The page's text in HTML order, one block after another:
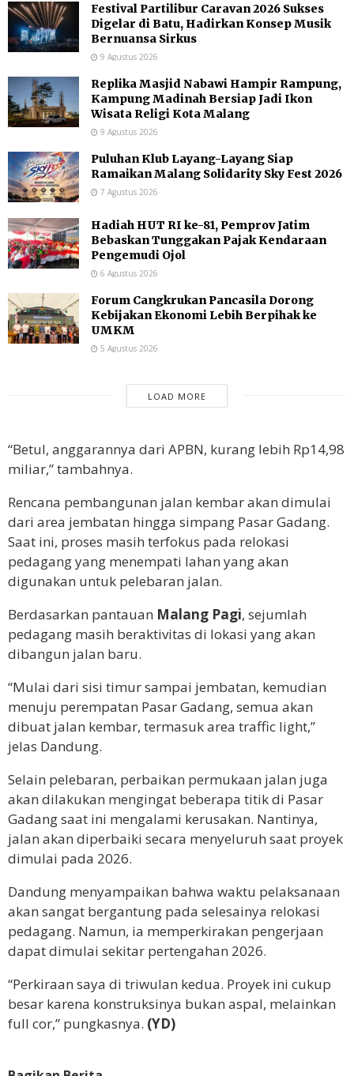
Festival Partilibur Caravan 2026 Sukses
Digelar di Batu, Hadirkan Konsep Musik
Bernuansa Sirkus
9 Agustus 2026
Replika Masjid Nabawi Hampir Rampung,
Kampung Madinah Bersiap Jadi Ikon
Wisata Religi Kota Malang
9 Agustus 2026
Puluhan Klub Layang-Layang Siap
Ramaikan Malang Solidarity Sky Fest 2026
7 Agustus 2026
Hadiah HUT RI ke-81, Pemprov Jatim
Bebaskan Tunggakan Pajak Kendaraan
Pengemudi Ojol
6 Agustus 2026
Forum Cangkrukan Pancasila Dorong
Kebijakan Ekonomi Lebih Berpihak ke
UMKM
5 Agustus 2026
LOAD MORE
“Betul, anggarannya dari APBN, kurang lebih Rp14,98
miliar,” tambahnya.
Rencana pembangunan jalan kembar akan dimulai
dari area jembatan hingga simpang Pasar Gadang.
Saat ini, proses masih terfokus pada relokasi
pedagang yang menempati lahan yang akan
digunakan untuk pelebaran jalan.
Berdasarkan pantauan Malang Pagi, sejumlah
pedagang masih beraktivitas di lokasi yang akan
dibangun jalan baru.
“Mulai dari sisi timur sampai jembatan, kemudian
menuju perempatan Pasar Gadang, semua akan
dibuat jalan kembar, termasuk area traffic light,”
jelas Dandung.
Selain pelebaran, perbaikan permukaan jalan juga
akan dilakukan mengingat beberapa titik di Pasar
Gadang saat ini mengalami kerusakan. Nantinya,
jalan akan diperbaiki secara menyeluruh saat proyek
dimulai pada 2026.
Dandung menyampaikan bahwa waktu pelaksanaan
akan sangat bergantung pada selesainya relokasi
pedagang. Namun, ia memperkirakan pengerjaan
dapat dimulai sekitar pertengahan 2026.
“Perkiraan saya di triwulan kedua. Proyek ini cukup
besar karena konstruksinya bukan aspal, melainkan
full cor,” pungkasnya. (YD)